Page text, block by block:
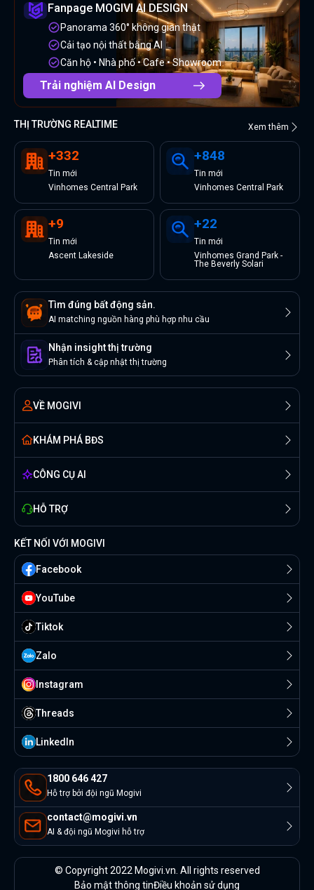
Fanpage MOGIVI AI DESIGN
Panorama 360° không gian thật
Cải tạo nội thất bằng AI
Căn hộ • Nhà phố • Cafe • Showroom
Trải nghiệm AI Design
THỊ TRƯỜNG REALTIME Xem thêm
+332
Tin mới
Vinhomes Central Park
+848
Tin mới
Vinhomes Central Park
+9
Tin mới
Ascent Lakeside
+22
Tin mới
Vinhomes Grand Park -
The Beverly Solari
Tìm đúng bất động sản.
AI matching nguồn hàng phù hợp nhu cầu
Nhận insight thị trường
Phân tích & cập nhật thị trường
VỀ MOGIVI
KHÁM PHÁ BĐS
CÔNG CỤ AI
HỖ TRỢ
1800 646 427
Hỗ trợ bởi đội ngũ Mogivi
contact@mogivi.vn
AI & đội ngũ Mogivi hỗ trợ
KẾT NỐI VỚI MOGIVI
Facebook
YouTube
Tiktok
Zalo
Instagram
Threads
Linkedln
© Copyright 2022 Mogivi.vn. All rights reserved
Bảo mật thông tinĐiều khoản sử dụng